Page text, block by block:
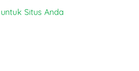
Situs Anda